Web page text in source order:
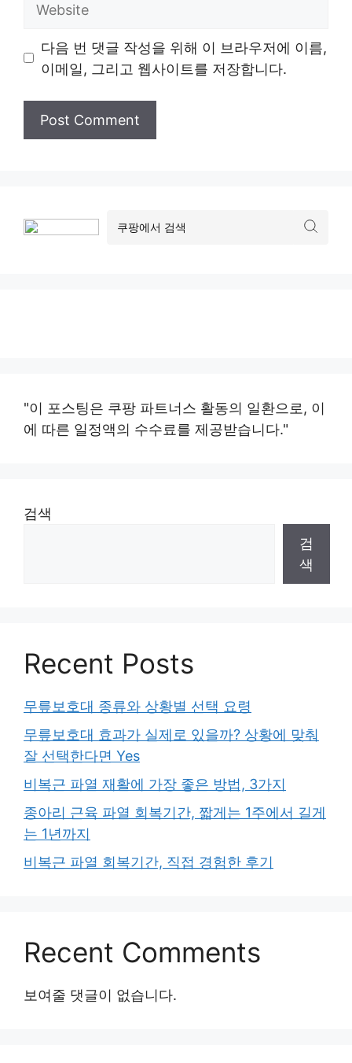
다음 번 댓글 작성을 위해 이 브라우저에 이름,
이메일, 그리고 웹사이트를 저장합니다.
"이 포스팅은 쿠팡 파트너스 활동의 일환으로, 이
에 따른 일정액의 수수료를 제공받습니다."
검색
검
색
Recent Posts
무릎보호대 종류와 상황별 선택 요령
무릎보호대 효과가 실제로 있을까? 상황에 맞춰
잘 선택한다면 Yes
비복근 파열 재활에 가장 좋은 방법, 3가지
종아리 근육 파열 회복기간, 짧게는 1주에서 길게
는 1년까지
비복근 파열 회복기간, 직접 경험한 후기
Recent Comments
보여줄 댓글이 없습니다.